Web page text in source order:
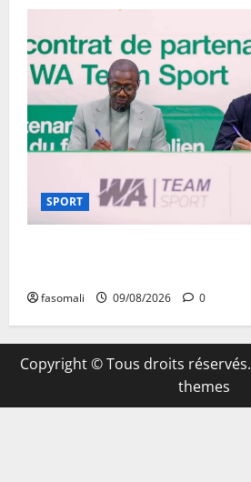
SPORT
fasomali 09/08/2026 0
Copyright © Tous droits réservés.
themes